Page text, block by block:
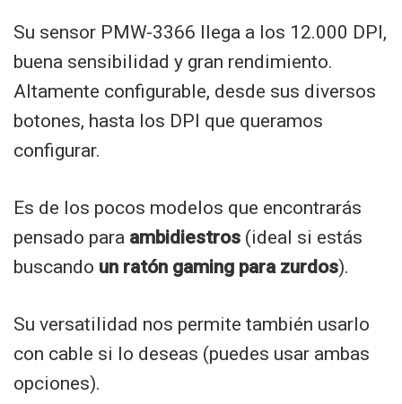
Su sensor PMW-3366 llega a los 12.000 DPI,
buena sensibilidad y gran rendimiento.
Altamente configurable, desde sus diversos
botones, hasta los DPI que queramos
configurar.
Es de los pocos modelos que encontrarás
pensado para ambidiestros (ideal si estás
buscando un ratón gaming para zurdos).
Su versatilidad nos permite también usarlo
con cable si lo deseas (puedes usar ambas
opciones).